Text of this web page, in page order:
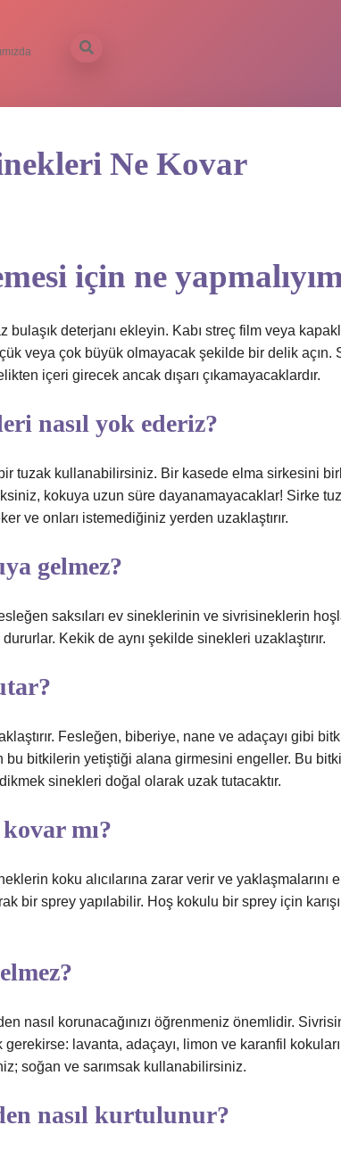
Ne Kovar
için ne
deterjanı ekleyin. Kabı streç film veya
veya çok büyük olmayacak şekilde bir delik açın.
içeri girecek ancak dışarı çıkamayacaklardır.
nasıl yok ederiz?
tuzak kullanabilirsiniz. Bir kasede elma sirkesini
kokuya uzun süre dayanamayacaklar! Sirke
ve onları istemediğiniz yerden uzaklaştırır.
gelmez?
saksıları ev sineklerinin ve sivrisineklerin
Kekik de aynı şekilde sinekleri uzaklaştırır.
Fesleğen, biberiye, nane ve adaçayı gibi
bitkilerin yetiştiği alana girmesini engeller. Bu
sinekleri doğal olarak uzak tutacaktır.
mı?
koku alıcılarına zarar verir ve yaklaşmalarını
bir sprey yapılabilir. Hoş kokulu bir sprey için
nasıl korunacağınızı öğrenmeniz önemlidir.
gerekirse: lavanta, adaçayı, limon ve karanfil
soğan ve sarımsak kullanabilirsiniz.
nasıl kurtulunur?